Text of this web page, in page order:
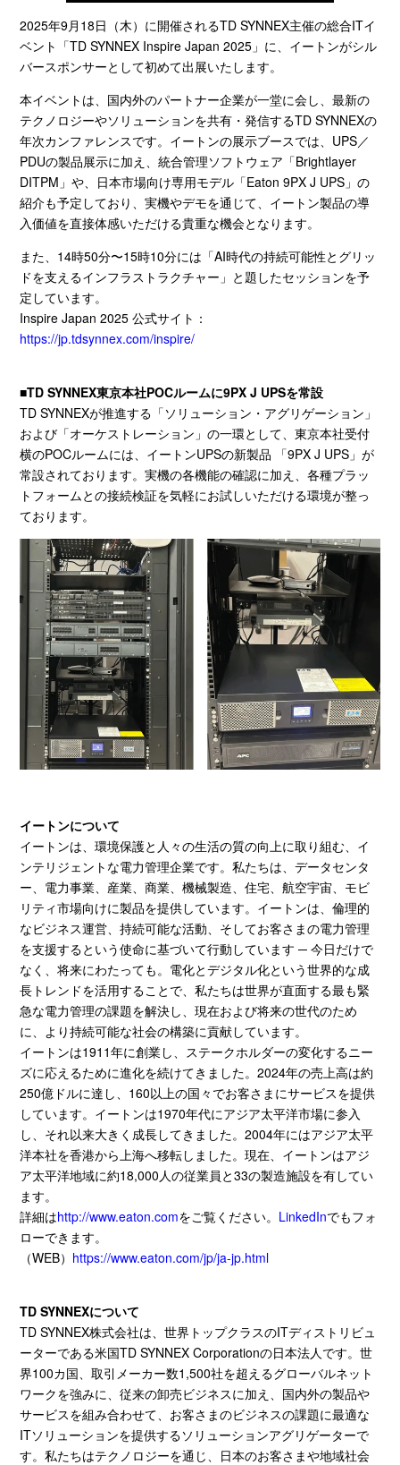
2025年9月 18日（木）に開催されるTD SYNNEX主催の総合ITイ
ベント「TD SYNNEX Inspire Japan 2025 」に、イートンがシル
バースポンサーとして初めて出展いたします。
本イベントは、国内外のパートナー企業が一堂に会し、最新の
テクノロジーやソリューションを共有・発信するTD SYNNEXの
年次カンファレンスです。イートンの展示ブースでは、 UPS／
PDUの製品展示に加え、統合管理ソフトウェア「Brightlayer
DITPM 」や、日本市場向け専用モデル「Eaton 9PX J UPS 」の
紹介も予定しており、実機やデモを通じて、イートン製品の導
入価値を直接体感いただける貴重な機会となります。
また、 14時50分〜15時10分には「AI時代の持続可能性とグリッ
ドを支えるインフラストラクチャー」と題したセッションを予
定しています。
Inspire Japan 2025 公式サイト：
https://jp.tdsynnex.com/inspire/
■TD SYNNEX東京本社POCルームに9PX J UPSを常設
TD SYNNEXが推進する「ソリューション・アグリゲーション」
および「オーケストレーション」の一環として、東京本社受付
横のPOCルームには、イートンUPSの新製品 「9PX J UPS 」が
常設されております。実機の各機能の確認に加え、各種プラッ
トフォームとの接続検証を気軽にお試しいただける環境が整っ
ております。
イートンについて
イートンは、環境保護と人々の生活の質の向上に取り組む、イ
ンテリジェントな電力管理企業です。私たちは、データセンタ
ー、電力事業、産業、商業、機械製造、住宅、航空宇宙、モビ
リティ市場向けに製品を提供しています。イートンは、倫理的
なビジネス運営、持続可能な活動、そしてお客さまの電力管理
を支援するという使命に基づいて行動しています ─今日だけで
なく、将来にわたっても。電化とデジタル化という世界的な成
長トレンドを活用することで、私たちは世界が直面する最も緊
急な電力管理の課題を解決し、現在および将来の世代のため
に、より持続可能な社会の構築に貢献しています。
イートンは1911年に創業し、ステークホルダーの変化するニー
ズに応えるために進化を続けてきました。2024年の売上高は約
250億ドルに達し、 160以上の国々でお客さまにサービスを提供
しています。イートンは1970年代にアジア太平洋市場に参入
し、それ以来大きく成長してきました。2004年にはアジア太平
洋本社を香港から上海へ移転しました。現在、イートンはアジ
ア太平洋地域に約18,000人の従業員と33の製造施設を有してい
ます。
詳細はhttp://www.eaton.comをご覧ください。 LinkedInでもフォ
ローできます。
（WEB） https://www.eaton.com/jp/ja-jp.html
TD SYNNEXについて
TD SYNNEX株式会社は、世界トップクラスのITディストリビュ
ーターである米国TD SYNNEX Corporationの日本法人です。世
界100カ国、取引メーカー数1,500社を超えるグローバルネット
ワークを強みに、従来の卸売ビジネスに加え、国内外の製品や
サービスを組み合わせて、お客さまのビジネスの課題に最適な
ITソリューションを提供するソリューションアグリゲーターで
す。私たちはテクノロジーを通じ、日本のお客さまや地域社会